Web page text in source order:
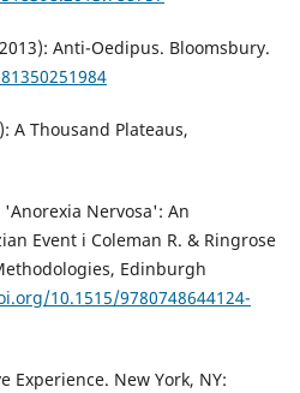
Anti-Oedipus. Bloomsbury.
A Thousand Plateaus,
Nervosa': An
Event i Coleman R. & Ringrose
Edinburgh
10.1515/9780748644124-
Experience. New York, NY: